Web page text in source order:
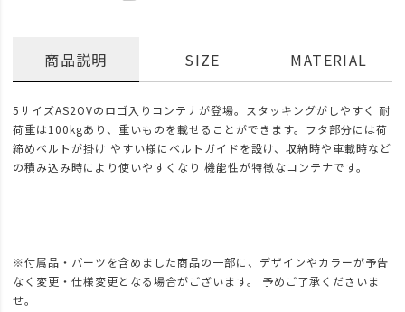
商品説明
5サイズAS2OVのロゴ入りコンテナが登場。スタッキングがしやすく 耐
荷重は100kgあり、重いものを載せることができます。フタ部分には荷
締めベルトが掛け やすい様にベルトガイドを設け、収納時や車載時など
の積み込み時により使いやすくなり 機能性が特徴なコンテナです。
※付属品・パーツを含めました商品の一部に、デザインやカラーが予告
なく変更・仕様変更となる場合がございます。 予めご了承くださいま
せ。
SIZE MATERIAL